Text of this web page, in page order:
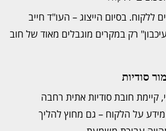
ללקוח. בסיום הייצוג – העו"ד חייב
רק במקרים מוגבלים מאוד של חוב
סודיות
קיימת חובת סודיות אתית רחבה
על הלקוח – גם מחוץ להליך